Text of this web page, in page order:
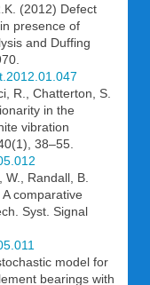
(2012) Defect
presence of
and Duffing
R., Chatterton, S.
in the
vibration
38–55.
Randall, B.
comparative
Syst. Signal
model for
bearings with